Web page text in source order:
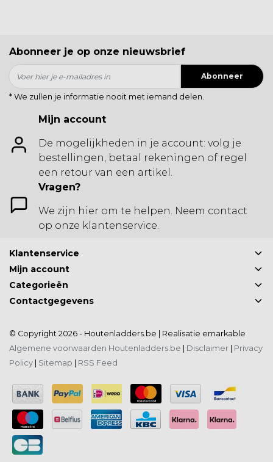
Abonneer je op onze nieuwsbrief
Abonneer
* We zullen je informatie nooit met iemand delen.
Mijn account
De mogelijkheden in je account: volg je
bestellingen, betaal rekeningen of regel
een retour van een artikel.
Vragen?
We zijn hier om te helpen. Neem contact
op onze klantenservice.
Klantenservice
Mijn account
Categorieën
Contactgegevens
© Copyright 2026 - Houtenladders.be | Realisatie emarkable
Algemene voorwaarden Houtenladders.be
Disclaimer
Privacy
Policy
Sitemap RSS Feed